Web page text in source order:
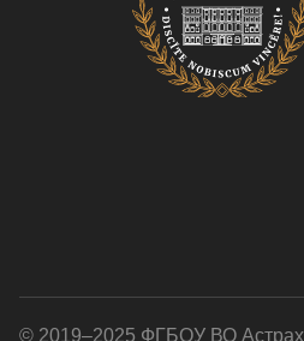
© 2019–2025 ФГБОУ ВО